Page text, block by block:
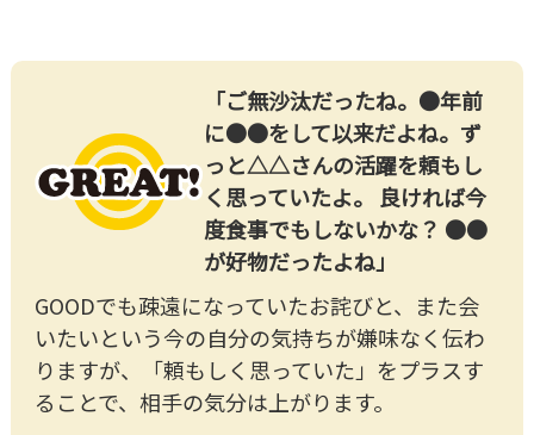
「ご無沙汰だったね。●年前
に●●をして以来だよね。ず
っと△△さんの活躍を頼もし
く思っていたよ。 良ければ今
度食事でもしないかな？ ●●
が好物だったよね」
GOODでも疎遠になっていたお詫びと、また会
いたいという今の自分の気持ちが嫌味なく伝わ
りますが、「頼もしく思っていた」をプラスす
ることで、相手の気分は上がります。